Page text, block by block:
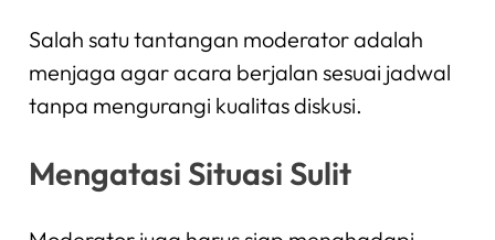
Salah satu tantangan moderator adalah
menjaga agar acara berjalan sesuai jadwal
tanpa mengurangi kualitas diskusi.
Mengatasi Situasi Sulit